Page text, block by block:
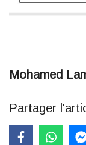
Mohamed
Partager